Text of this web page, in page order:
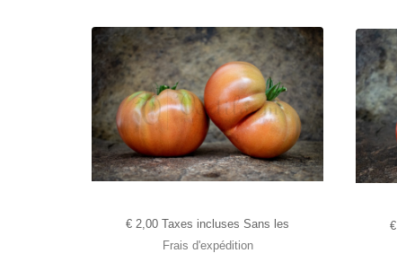
€ 2,00 Taxes incluses Sans les
Frais d'expédition
€